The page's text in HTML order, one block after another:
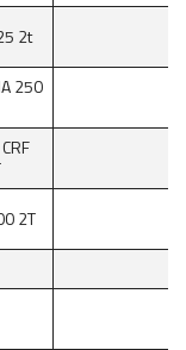
2t
250
2T